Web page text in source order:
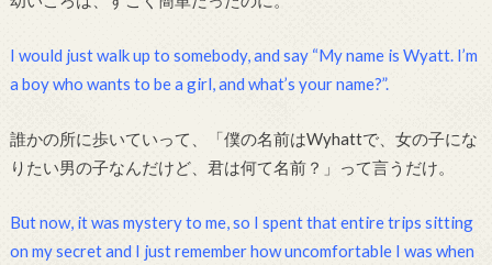
I would just walk up to somebody, and say “My name is Wyatt. I’m
a boy who wants to be a girl, and what’s your name?”.
誰かの所に歩いていって、「僕の名前はWyhattで、女の子にな
りたい男の子なんだけど、君は何て名前？」って言うだけ。
But now, it was mystery to me, so I spent that entire trips sitting
on my secret and I just remember how uncomfortable I was when